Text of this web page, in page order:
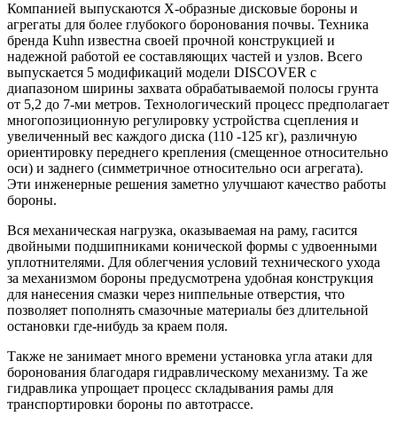
Компанией выпускаются Х-образные дисковые бороны и
агрегаты для более глубокого боронования почвы. Техника
бренда Kuhn известна своей прочной конструкцией и
надежной работой ее составляющих частей и узлов. Всего
выпускается 5 модификаций модели DISCOVER с
диапазоном ширины захвата обрабатываемой полосы грунта
от 5,2 до 7-ми метров. Технологический процесс предполагает
многопозиционную регулировку устройства сцепления и
увеличенный вес каждого диска (110 -125 кг), различную
ориентировку переднего крепления (смещенное относительно
оси) и заднего (симметричное относительно оси агрегата).
Эти инженерные решения заметно улучшают качество работы
бороны.
Вся механическая нагрузка, оказываемая на раму, гасится
двойными подшипниками конической формы с удвоенными
уплотнителями. Для облегчения условий технического ухода
за механизмом бороны предусмотрена удобная конструкция
для нанесения смазки через ниппельные отверстия, что
позволяет пополнять смазочные материалы без длительной
остановки где-нибудь за краем поля.
Также не занимает много времени установка угла атаки для
боронования благодаря гидравлическому механизму. Та же
гидравлика упрощает процесс складывания рамы для
транспортировки бороны по автотрассе.